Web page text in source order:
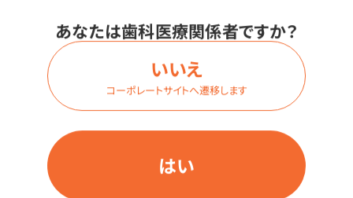
あなたは歯科医療関係者ですか？
はい
いいえ
コーポレートサイトへ遷移します
商品詳細